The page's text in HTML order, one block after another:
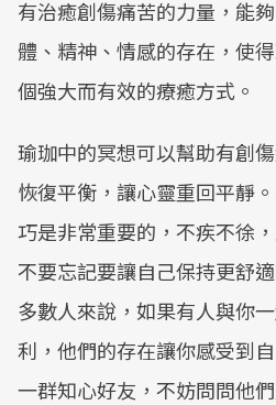
有治癒創傷痛苦的力量，能
體、精神、情感的存在，使
個強大而有效的療癒方式。
瑜珈中的冥想可以幫助有創
恢復平衡，讓心靈重回平靜
巧是非常重要的，不疾不徐
不要忘記要讓自己保持更舒
多數人來說，如果有人與你
利，他們的存在讓你感受到
一群知心好友，不妨問問他